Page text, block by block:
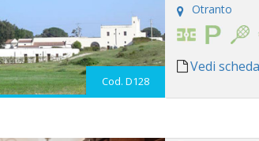
Cod. D128
Otranto
Vedi scheda